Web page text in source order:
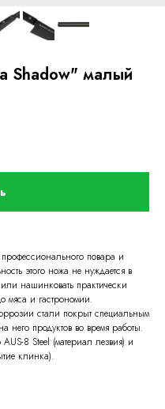
Shadow" малый
повара и
этого ножа не нуждается в
нашинковать практически
мяса и гастрономии.
стали покрыт специальным
продуктов во время работы.
8 Steel (материал лезвия) и
клинка).